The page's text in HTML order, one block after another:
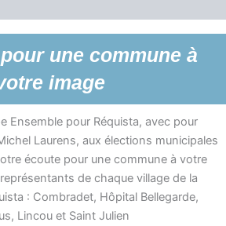
une commune à
image